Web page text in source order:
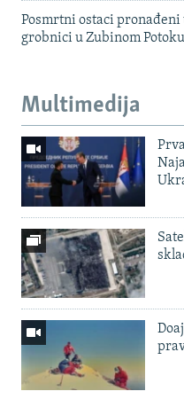
Posmrtni ostaci pronađeni
grobnici u Zubinom Potoku
Multimedija